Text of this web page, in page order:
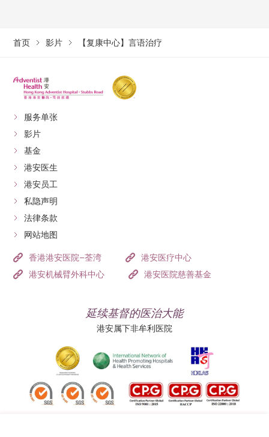
首页 影片 【复康中心】言语治疗
服务单张
影片
基金
港安医生
港安员工
私隐声明
法律条款
网站地图
香港港安医院–荃湾
港安医疗中心
港安机械臂外科中心
港安医院慈善基金
延续基督的医治大能
港安属下非牟利医院